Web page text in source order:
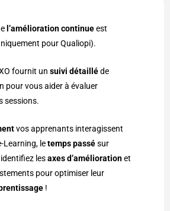
l’amélioration continueest
pour Qualiopi).
fournit un suivi détailléde
pour vous aider à évaluer
sessions.
vos apprenants interagissent
Learning, letemps passésur
lesaxes d’améliorationet
pour optimiser leur
!